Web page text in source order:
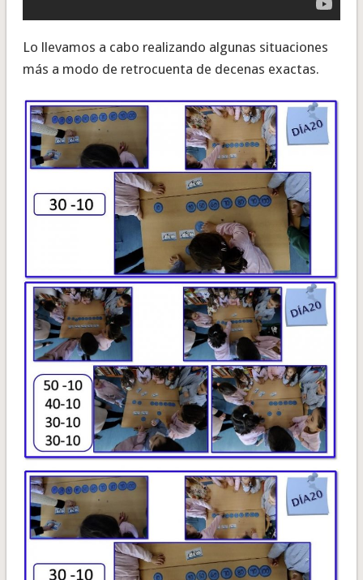
Lo llevamos a cabo realizando algunas situaciones
más a modo de retrocuenta de decenas exactas.